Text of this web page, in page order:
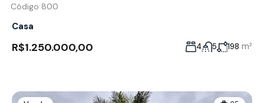
Código 800
Casa
R$1.250.000,00 4 5 198 m²